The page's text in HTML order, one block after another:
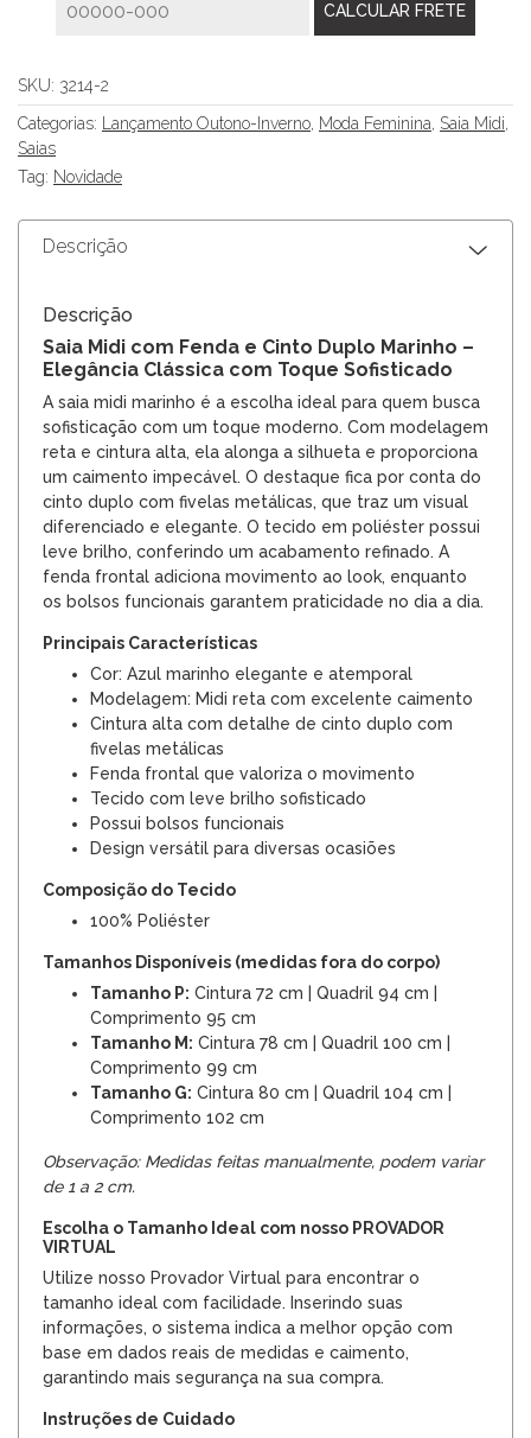
SKU: 3214-2
Categorias: Lançamento Outono-Inverno, Moda Feminina, Saia Midi,
Saias
Tag: Novidade
Descrição
Descrição
Saia Midi com Fenda e Cinto Duplo Marinho –
Elegância Clássica com Toque Sofisticado
A saia midi marinho é a escolha ideal para quem busca
sofisticação com um toque moderno. Com modelagem
reta e cintura alta, ela alonga a silhueta e proporciona
um caimento impecável. O destaque fica por conta do
cinto duplo com fivelas metálicas, que traz um visual
diferenciado e elegante. O tecido em poliéster possui
leve brilho, conferindo um acabamento refinado. A
fenda frontal adiciona movimento ao look, enquanto
os bolsos funcionais garantem praticidade no dia a dia.
Principais Características
Cor: Azul marinho elegante e atemporal
Modelagem: Midi reta com excelente caimento
Cintura alta com detalhe de cinto duplo com
fivelas metálicas
Fenda frontal que valoriza o movimento
Tecido com leve brilho sofisticado
Possui bolsos funcionais
Design versátil para diversas ocasiões
Composição do Tecido
100% Poliéster
Tamanhos Disponíveis (medidas fora do corpo)
Tamanho P: Cintura 72 cm | Quadril 94 cm |
Comprimento 95 cm
Tamanho M: Cintura 78 cm | Quadril 100 cm |
Comprimento 99 cm
Tamanho G: Cintura 80 cm | Quadril 104 cm |
Comprimento 102 cm
Observação: Medidas feitas manualmente, podem variar
de 1 a 2 cm.
Escolha o Tamanho Ideal com nosso PROVADOR
VIRTUAL
Utilize nosso Provador Virtual para encontrar o
tamanho ideal com facilidade. Inserindo suas
informações, o sistema indica a melhor opção com
base em dados reais de medidas e caimento,
garantindo mais segurança na sua compra.
Instruções de Cuidado